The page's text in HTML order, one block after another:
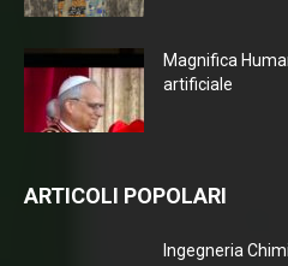
Magnifica
artificiale
ARTICOLI POPOLARI
Ingegneria